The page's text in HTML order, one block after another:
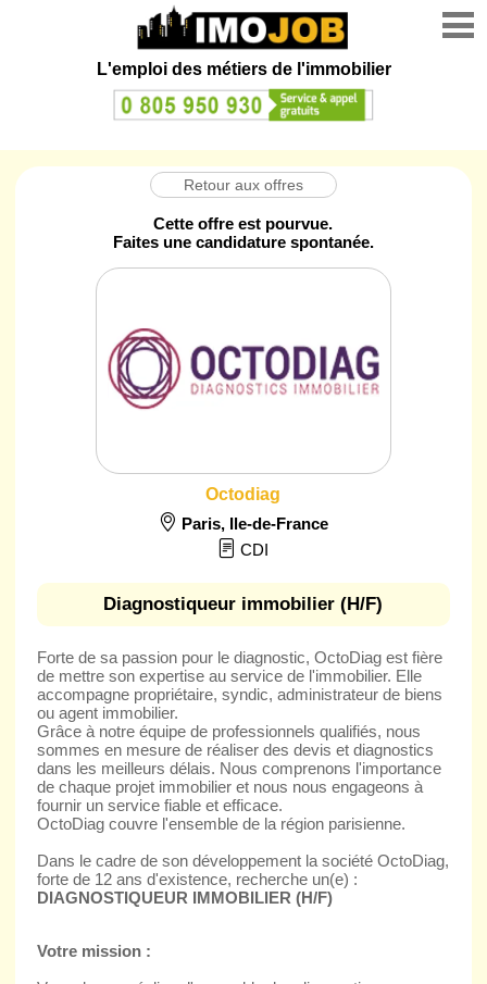
L'emploi des métiers de l'immobilier
Retour aux offres
Cette offre est pourvue.
Faites une candidature spontanée.
Octodiag
Paris, Ile-de-France
CDI
Diagnostiqueur immobilier (H/F)
Forte de sa passion pour le diagnostic, OctoDiag est fière
de mettre son expertise au service de l'immobilier. Elle
accompagne propriétaire, syndic, administrateur de biens
ou agent immobilier.
Grâce à notre équipe de professionnels qualifiés, nous
sommes en mesure de réaliser des devis et diagnostics
dans les meilleurs délais. Nous comprenons l'importance
de chaque projet immobilier et nous nous engageons à
fournir un service fiable et efficace.
OctoDiag couvre l'ensemble de la région parisienne.
Dans le cadre de son développement la société OctoDiag,
forte de 12 ans d'existence, recherche un(e) :
DIAGNOSTIQUEUR IMMOBILIER (H/F)
Votre mission :